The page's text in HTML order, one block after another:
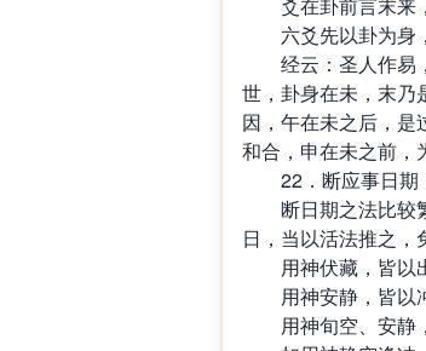
六爻先以卦为身，
经云：圣人作易，
世，卦身在未，末乃
因，午在未之后，是
和合，申在未之前，
22．断应事日期
断日期之法比较繁
日，当以活法推之，
用神伏藏，皆以出
用神安静，皆以冲
用神旬空、安静，